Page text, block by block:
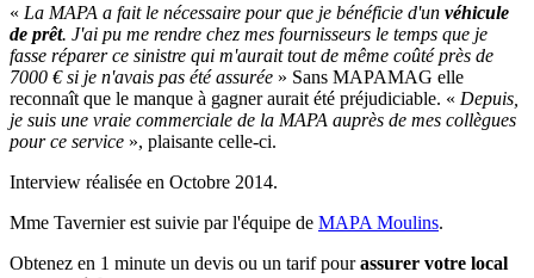
« La MAPA a fait le nécessaire pour que je bénéficie d'un véhicule
de prêt. J'ai pu me rendre chez mes fournisseurs le temps que je
fasse réparer ce sinistre qui m'aurait tout de même coûté près de
7000 € si je n'avais pas été assurée » Sans MAPAMAG elle
reconnaît que le manque à gagner aurait été préjudiciable. « Depuis,
je suis une vraie commerciale de la MAPA auprès de mes collègues
pour ce service », plaisante celle-ci.
Interview réalisée en Octobre 2014.
Mme Tavernier est suivie par l'équipe de MAPA Moulins.
Obtenez en 1 minute un devis ou un tarif pourassurer votre local